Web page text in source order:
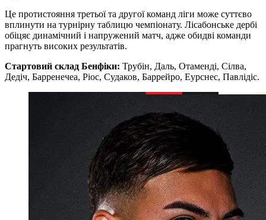
Це протистояння третьої та другої команд ліги може суттєво
вплинути на турнірну таблицю чемпіонату. Лісабонське дербі
обіцяє динамічний і напружений матч, адже обидві команди
прагнуть високих результатів.
Стартовий склад Бенфіки: Трубін, Даль, Отаменді, Сілва,
Дедіч, Барренечеа, Ріос, Судаков, Баррейро, Еурснес, Павлідіс.